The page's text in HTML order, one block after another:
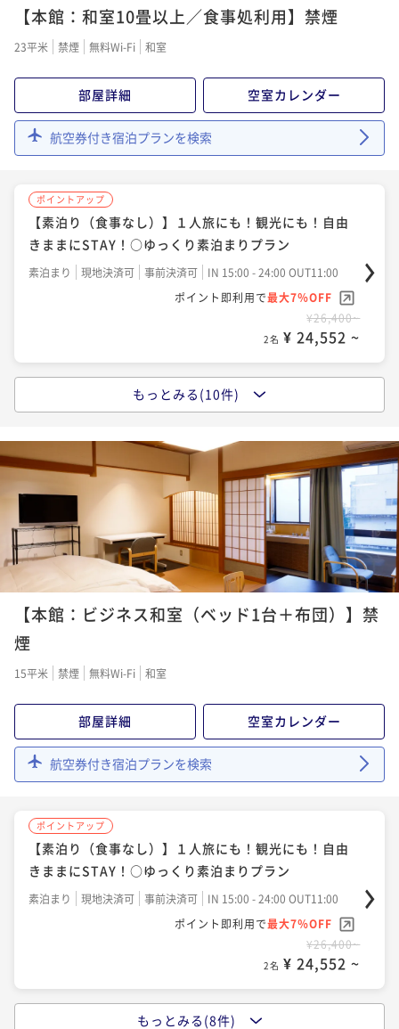
【本館：和室10畳以上／食事処利用】禁煙
23平米 禁煙 無料Wi-Fi 和室
部屋詳細 空室カレンダー
航空券付き宿泊プランを検索
ポイントアップ
【素泊り（食事なし）】１人旅にも！観光にも！自由
きままにSTAY！○ゆっくり素泊まりプラン
素泊まり 現地決済可 事前決済可
IN 15:00 - 24:00 OUT11:00
ポイント即利用で最大7％OFF
¥26,400~
2名 ¥ 24,552 ~
【一泊朝食付き■チェックイン２４時まで可】リニュ
ーアルされた半個室お食事処～『和味』NAGOMI～で
朝食付き 現地決済可 事前決済可
IN 15:00 - 24:00 OUT11:00
ポイント即利用で 最大7％OFF
¥30,800~
2名 ¥ 28,644 ~
ポイントアップ
【一泊夕食付(朝食なし)】のんびり朝寝坊OK＆観光で
出発が早い方にも■夕食は加賀の四季会席
夕食付き 現地決済可
¥37,400~
2名 ¥ 34,782 ~
ポイントアップ
牛しゃぶ！鯛しゃぶ！海鮮鍋！蟹すき！から２名様毎
選択
二食付き 現地決済可
IN 15:00 - 20:00 OUT11:00
¥39,600~
2名 ¥ 38,016 ~
【加賀の四季会席■会場食】お食事処にすることで定
もっとみる(10件)
【本館：ビジネス和室（ベッド1台＋布団）】禁
煙
15平米 禁煙 無料Wi-Fi 和室
部屋詳細 空室カレンダー
航空券付き宿泊プランを検索
ポイントアップ
【素泊り（食事なし）】１人旅にも！観光にも！自由
きままにSTAY！○ゆっくり素泊まりプラン
素泊まり 現地決済可 事前決済可
IN 15:00 - 24:00 OUT11:00
ポイント即利用で最大7％OFF
¥26,400~
2名 ¥ 24,552 ~
もっとみる(8件)